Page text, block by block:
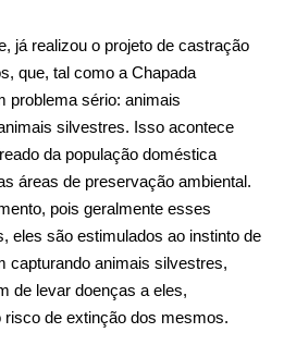
já realizou o projeto de castração
que, tal como a Chapada
problema sério: animais
silvestres. Isso acontece
da população doméstica
áreas de preservação ambiental.
pois geralmente esses
eles são estimulados ao instinto de
capturando animais silvestres,
de levar doenças a eles,
de extinção dos mesmos.